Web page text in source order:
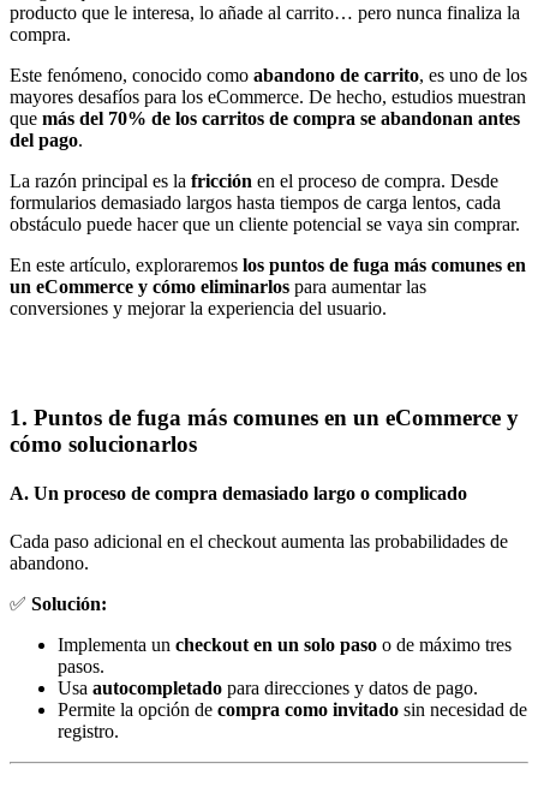
producto que le interesa, lo añade al carrito… pero nunca finaliza la
compra.
Este fenómeno, conocido como abandono de carrito, es uno de los
mayores desafíos para los eCommerce. De hecho, estudios muestran
que más del 70% de los carritos de compra se abandonan antes
del pago.
La razón principal es la fricción en el proceso de compra. Desde
formularios demasiado largos hasta tiempos de carga lentos, cada
obstáculo puede hacer que un cliente potencial se vaya sin comprar.
En este artículo, exploraremos los puntos de fuga más comunes en
un eCommerce y cómo eliminarlos para aumentar las
conversiones y mejorar la experiencia del usuario.
1. Puntos de fuga más comunes en un eCommerce y
cómo solucionarlos
A. Un proceso de compra demasiado largo o complicado
Cada paso adicional en el checkout aumenta las probabilidades de
abandono.
✅ Solución:
Implementa un checkout en un solo paso o de máximo tres
pasos.
Usa autocompletado para direcciones y datos de pago.
Permite la opción de compra como invitado sin necesidad de
registro.